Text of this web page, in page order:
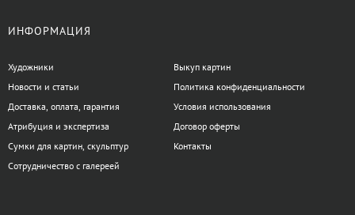
ИНФОРМАЦИЯ
Художники
Новости и статьи
Доставка, оплата, гарантия
Атрибуция и экспертиза
Сумки для картин, скульптур
Сотрудничество с галереей
Выкуп картин
Политика конфиденциальности
Условия использования
Договор оферты
Контакты